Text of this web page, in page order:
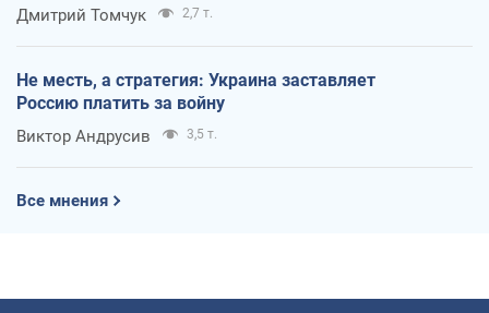
Дмитрий Томчук 2,7 т.
Не месть, а стратегия: Украина заставляет
Россию платить за войну
Виктор Андрусив 3,5 т.
Все мнения